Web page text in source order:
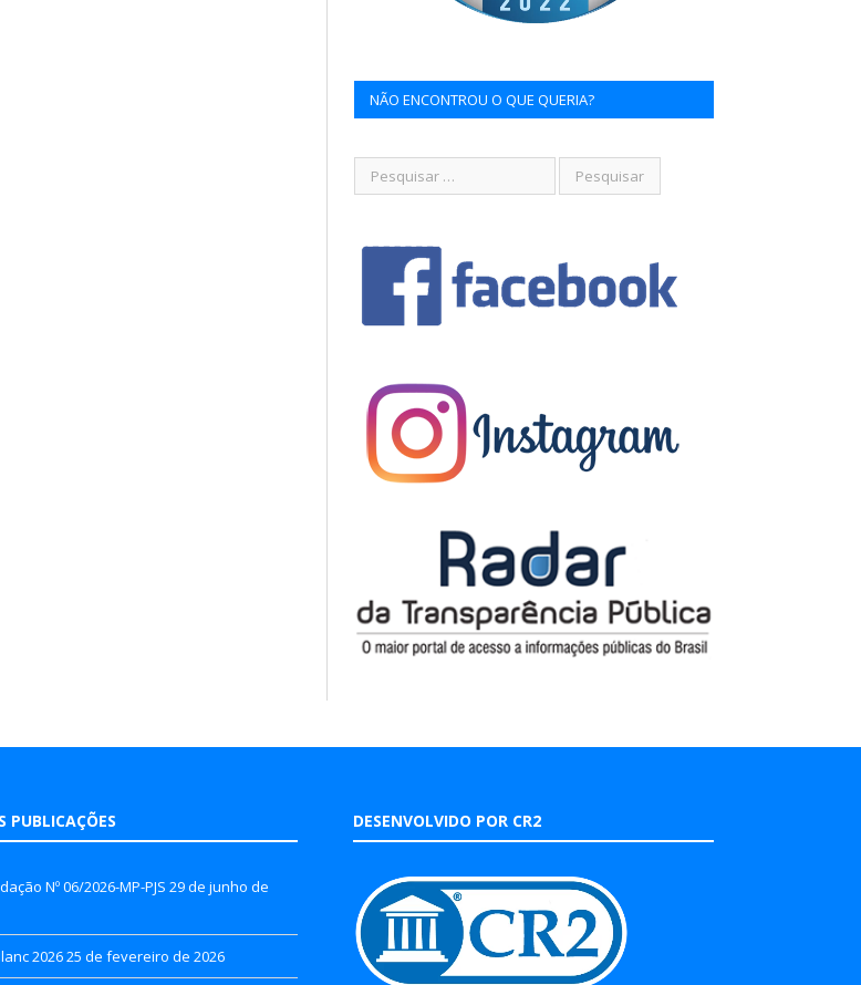
NÃO ENCONTROU O QUE QUERIA?
PUBLICAÇÕES
Nº 06/2026-MP-PJS 29 de junho de
202625 de fevereiro de 2026
DESENVOLVIDO POR CR2